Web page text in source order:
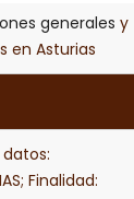
generales y
en Asturias
Finalidad: